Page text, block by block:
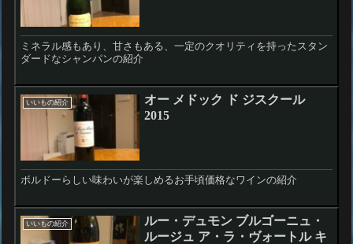
ミネラル感もあり、甘さもある、一定のクオリティを持ったスタン
ダードなシャンパンの紹介
いいもの紹介
オー メドック ド ジスクール
2015
ボルドーらしい味わいが楽しめるお手頃価格なワインの紹介
いいもの紹介
ルー・デュモン ブルゴーニュ・
ルージュ ア・ラ・ヴォートル キ